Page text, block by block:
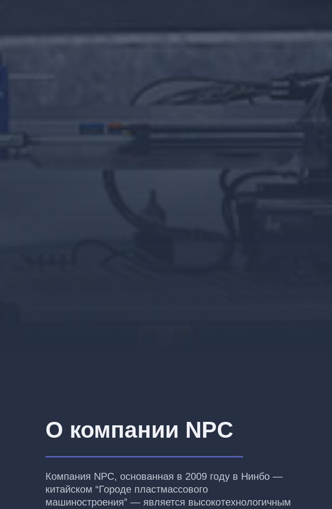
О компании NPC
Компания NPC, основанная в 2009 году в Нинбо —
китайском “Городе пластмассового
машиностроения” — является высокотехнологичным